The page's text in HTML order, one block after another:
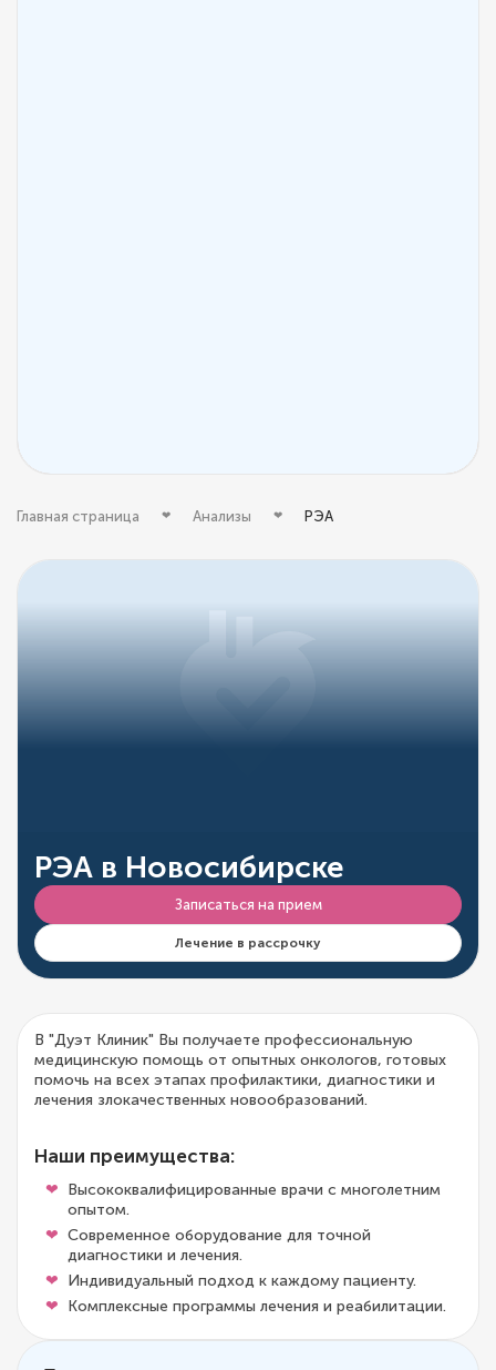
Главная страница Анализы РЭА
РЭА в Новосибирске
Записаться на прием
Лечение в рассрочку
В "Дуэт Клиник" Вы получаете профессиональную
медицинскую помощь от опытных онкологов, готовых
помочь на всех этапах профилактики, диагностики и
лечения злокачественных новообразований.
Наши преимущества:
Высококвалифицированные врачи с многолетним
опытом.
Современное оборудование для точной
диагностики и лечения.
Индивидуальный подход к каждому пациенту.
Комплексные программы лечения и реабилитации.